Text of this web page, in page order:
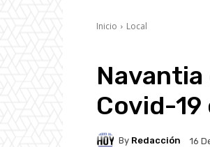
Inicio Local
Covid-
By Redacción 16